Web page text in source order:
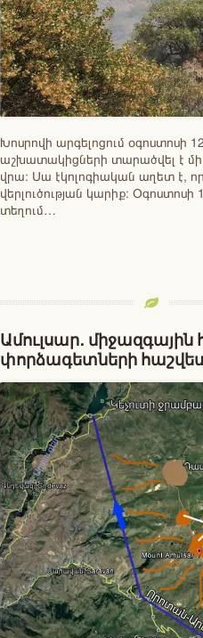
Խոսրովի արգելոցում օգոստոսի
աշխատակիցների տարածվել է
վրա։ Սա էկոլոգիական աղետ է,
վերլուծության կարիք։
տեղում…
Ամուլսար․
փորձագետների